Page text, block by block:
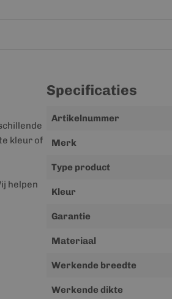
kleur of
helpen
Specificaties
Meer
Artikelnummer
Merk
Type product
Kleur
Garantie
Materiaal
Werkende breedte
Werkende dikte